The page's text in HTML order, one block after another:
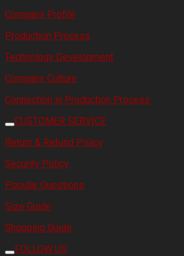
Company Profile
Production Process
Technology Development
Company Culture
Connection in Production Process
CUSTOMER SERVICE
Return & Refund Policy
Security Policy
Popular Questions
Size Guide
Shopping Guide
FOLLOW US